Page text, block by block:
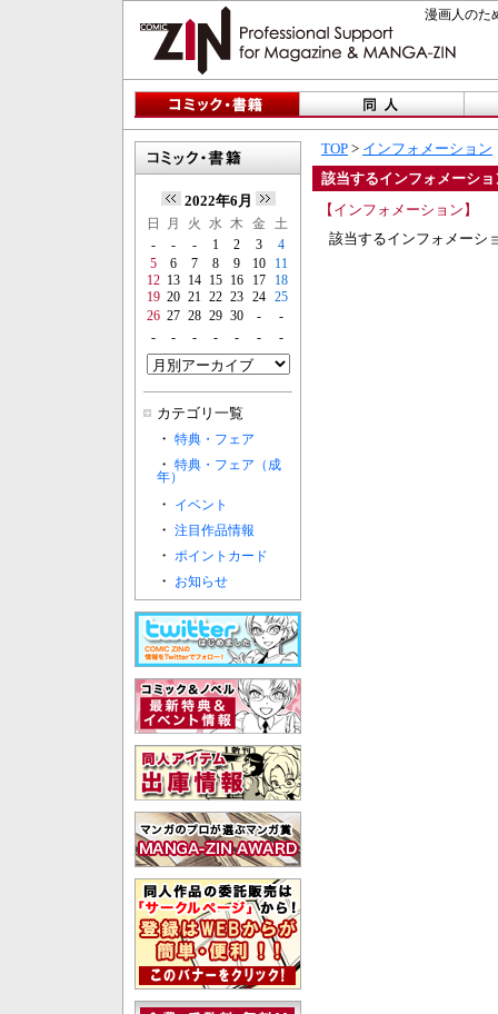
漫画人のた
2022年6月
日 月 火 水 木 金
土
-
- - 1 2 3
4
5
6 7 8 9 10
11
12 13 14 15 16 17
18
19 20 21 22 23 24
25
26 27 28 29 30 -
-
-
- - - - - -
カテゴリ一覧
・ 特典・フェア
・ 特典・フェア（成
年）
・
イベント
・ 注目作品情報
・ ポイントカード
・ お知らせ
TOP > インフォメーション
該当するインフォメーシ
【インフォメーション】
該当するインフォメーシ